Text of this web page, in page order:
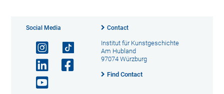
Social Media Contact
Institut für Kunstgeschichte
Am Hubland
97074 Würzburg
Find Contact